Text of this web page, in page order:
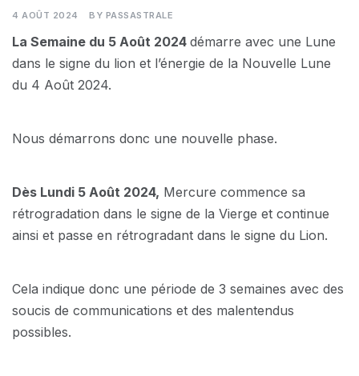
4 AOÛT 2024 BY PASSASTRALE
La Semaine du 5 Août 2024 démarre avec une Lune
dans le signe du lion et l’énergie de la Nouvelle Lune
du 4 Août 2024.
Nous démarrons donc une nouvelle phase.
Dès Lundi 5 Août 2024, Mercure commence sa
rétrogradation dans le signe de la Vierge et continue
ainsi et passe en rétrogradant dans le signe du Lion.
Cela indique donc une période de 3 semaines avec des
soucis de communications et des malentendus
possibles.